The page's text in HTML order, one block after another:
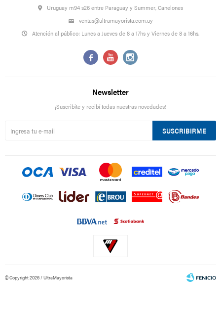
Uruguay m94 s26 entre Paraguay y Summer, Canelones
ventas@ultramayorista.com.uy
Atención al público: Lunes a Jueves de 8 a 17hs y Viernes de 8 a 16hs.
  
Newsletter
¡Suscribite y recibí todas nuestras novedades!
SUSCRIBIRME
© Copyright 2026 / UltraMayorista